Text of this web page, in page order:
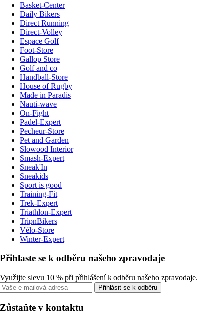
Basket-Center
Daily Bikers
Direct Running
Direct-Volley
Espace Golf
Foot-Store
Gallop Store
Golf and co
Handball-Store
House of Rugby
Made in Paradis
Nauti-wave
On-Fight
Padel-Expert
Pecheur-Store
Pet and Garden
Slowood Interior
Smash-Expert
Sneak'In
Sneakids
Sport is good
Training-Fit
Trek-Expert
Triathlon-Expert
TripnBikers
Vélo-Store
Winter-Expert
Přihlaste se k odběru našeho zpravodaje
Využijte slevu 10 % při přihlášení k odběru našeho zpravodaje.
Přihlásit se k odběru
Zůstaňte v kontaktu